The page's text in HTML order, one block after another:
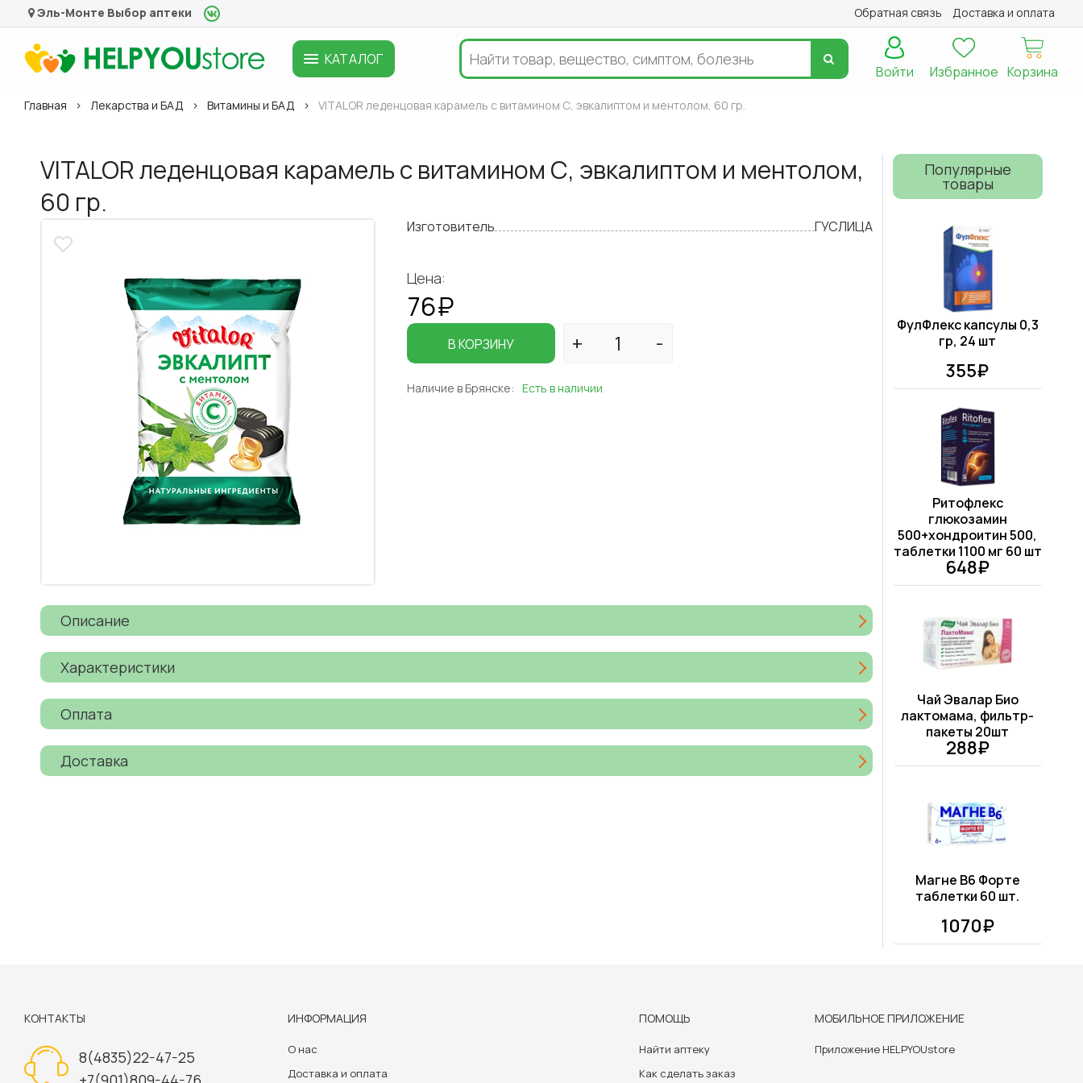
Эль-Монте Выбор аптеки Обратная связь Доставка и оплата
КАТАЛОГ
Корзина
Избранное
Войти
Главная Лекарства и БАД Витамины и БАД VITALOR леденцовая карамель с витамином С, эвкалиптом и ментолом, 60 гр.
VITALOR леденцовая карамель с витамином С, эвкалиптом и ментолом,
60 гр.
Изготовитель ГУСЛИЦА
Цена:
76₽
В КОРЗИНУ
Наличие в Брянске: Есть в наличии
Описание
Характеристики
Оплата
Доставка
Популярные
товары
ФулФлекс капсулы 0,3
гр, 24 шт
355₽
Ритофлекс
глюкозамин
500+хондроитин 500,
таблетки 1100 мг 60 шт
648₽
Чай Эвалар Био
лактомама, фильтр-
пакеты 20шт
288₽
Магне B6 Форте
таблетки 60 шт.
1070₽
КОНТАКТЫ
8(4835)22-47-25
ИНФОРМАЦИЯ
О нас
Доставка и оплата
ПОМОЩЬ
Найти аптеку
Как сделать заказ
МОБИЛЬНОЕ ПРИЛОЖЕНИЕ
Приложение HELPYOUstore